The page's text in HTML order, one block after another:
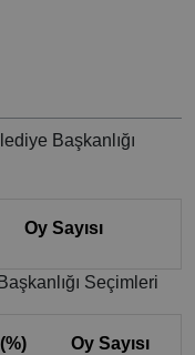
Başkanlığı
Oy Sayısı
Seçimleri
Oy Sayısı